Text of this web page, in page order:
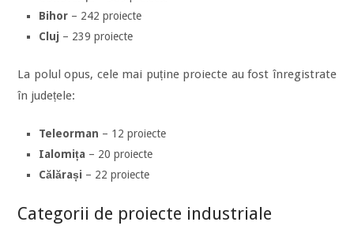
Bihor – 242 proiecte
Cluj – 239 proiecte
La polul opus, cele mai puține proiecte au fost înregistrate
în județele:
Teleorman – 12 proiecte
Ialomița – 20 proiecte
Călărași – 22 proiecte
Categorii de proiecte industriale